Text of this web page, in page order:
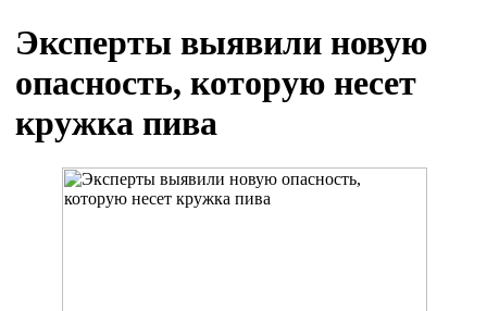
Эксперты выявили новую
опасность, которую несет
кружка пива